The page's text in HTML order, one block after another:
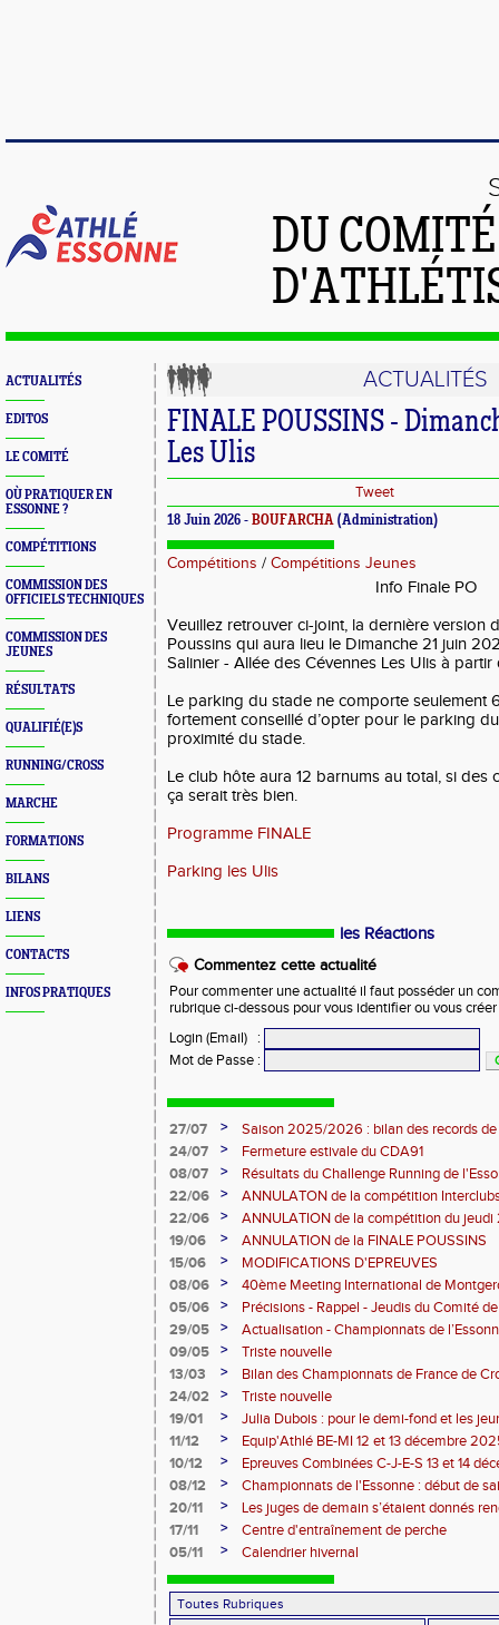
DU
ACTUALITÉS
EDITOS
LE COMITÉ
OÙ PRATIQUER EN
ESSONNE ?
COMPÉTITIONS
COMMISSION DES
OFFICIELS TECHNIQUES
COMMISSION DES
JEUNES
RÉSULTATS
QUALIFIÉ(E)S
RUNNING/CROSS
MARCHE
FORMATIONS
BILANS
LIENS
CONTACTS
INFOS PRATIQUES
ACTUALITÉS
FINALE POUSSINS -
Les Ulis
Tweet
18 Juin 2026 - BOUFARCHA (Administration)
Compétitions / Compétitions Jeunes
Info Finale PO
Veuillez retrouver ci-joint, la dernière version
Poussins qui aura lieu le Dimanche 21 juin
Salinier - Allée des Cévennes Les Ulis à
Le parking du stade ne comporte seulement
fortement conseillé d’opter pour le parking
proximité du stade.
Le club hôte aura 12 barnums au total, si des
ça serait très bien.
Programme FINALE
Parking les Ulis
les Réactions
Commentez cette actualité
Pour commenter une actualité il faut posséder un
rubrique ci-dessous pour vous identifier ou vous
Login (Email)
:
Mot de Passe :
27/07 >
Saison 2025/2026 : bilan des records de
24/07
>
Fermeture estivale du CDA91
08/07
>
Résultats du Challenge Running de
12 07 2026)
22/06 >
ANNULATON de la compétition
juin
22/06 >
ANNULATION de la compétition du jeudi
19/06
>
ANNULATION de la FINALE POUSSINS
15/06
>
MODIFICATIONS D'EPREUVES
08/06
>
40ème Meeting International de
05/06
>
Précisions - Rappel - Jeudis du Comité
29/05
>
Actualisation - Championnats de
Montgeron
09/05 >
Triste nouvelle
13/03
>
Bilan des Championnats de France de
24/02
>
Triste nouvelle
19/01
>
Julia Dubois : pour le demi-fond et les
11/12
>
Equip'Athlé BE-MI 12 et 13 décembre
10/12
>
Epreuves Combinées C-J-E-S 13 et 14
08/12
>
Championnats de l'Essonne : début de
roues
20/11 >
Les juges de demain s’étaient donnés
17/11
>
Centre d'entraînement de perche
05/11
> Calendrier hivernal